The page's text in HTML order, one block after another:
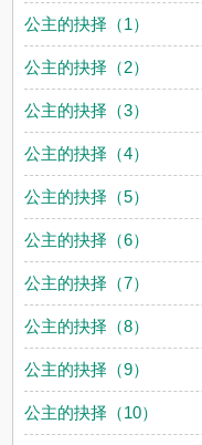
公主的抉择（1）
公主的抉择（2）
公主的抉择（3）
公主的抉择（4）
公主的抉择（5）
公主的抉择（6）
公主的抉择（7）
公主的抉择（8）
公主的抉择（9）
公主的抉择（10）